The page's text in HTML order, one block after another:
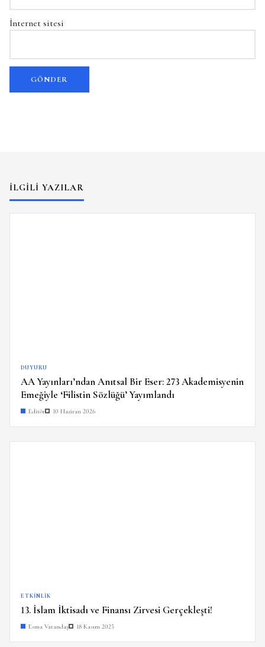
İnternet sitesi
İLGILI YAZILAR
DUYURU
AA Yayınları’ndan Anıtsal Bir Eser: 273 Akademisyenin
Emeğiyle ‘Filistin Sözlüğü’ Yayımlandı
Editör 10 Haziran 2026
ETKINLIK
13. İslam İktisadı ve Finansı Zirvesi Gerçekleşti!
Esma Vatandaş 18 Kasım 2025